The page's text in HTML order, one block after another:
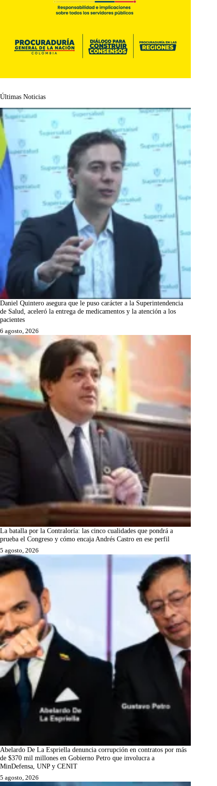
Últimas Noticias
Daniel Quintero asegura que le puso carácter a la Superintendencia
de Salud, aceleró la entrega de medicamentos y la atención a los
pacientes
6 agosto, 2026
La batalla por la Contraloría: las cinco cualidades que pondrá a
prueba el Congreso y cómo encaja Andrés Castro en ese perfil
5 agosto, 2026
Abelardo De La Espriella denuncia corrupción en contratos por más
de $370 mil millones en Gobierno Petro que involucra a
MinDefensa, UNP y CENIT
5 agosto, 2026